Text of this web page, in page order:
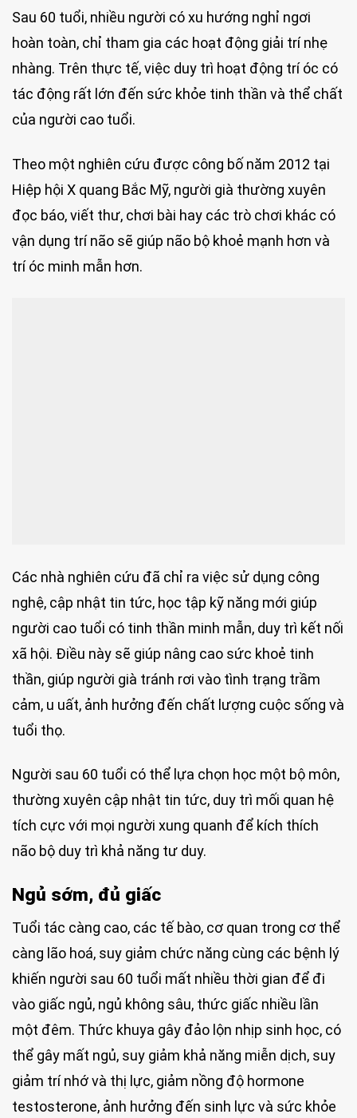
Sau 60 tuổi, nhiều người có xu hướng nghỉ ngơi
hoàn toàn, chỉ tham gia các hoạt động giải trí nhẹ
nhàng. Trên thực tế, việc duy trì hoạt động trí óc có
tác động rất lớn đến sức khỏe tinh thần và thể chất
của người cao tuổi.
Theo một nghiên cứu được công bố năm 2012 tại
Hiệp hội X quang Bắc Mỹ, người già thường xuyên
đọc báo, viết thư, chơi bài hay các trò chơi khác có
vận dụng trí não sẽ giúp não bộ khoẻ mạnh hơn và
trí óc minh mẫn hơn.
Các nhà nghiên cứu đã chỉ ra việc sử dụng công
nghệ, cập nhật tin tức, học tập kỹ năng mới giúp
người cao tuổi có tinh thần minh mẫn, duy trì kết nối
xã hội. Điều này sẽ giúp nâng cao sức khoẻ tinh
thần, giúp người già tránh rơi vào tình trạng trầm
cảm, u uất, ảnh hưởng đến chất lượng cuộc sống và
tuổi thọ.
Người sau 60 tuổi có thể lựa chọn học một bộ môn,
thường xuyên cập nhật tin tức, duy trì mối quan hệ
tích cực với mọi người xung quanh để kích thích
não bộ duy trì khả năng tư duy.
Ngủ sớm, đủ giấc
Tuổi tác càng cao, các tế bào, cơ quan trong cơ thể
càng lão hoá, suy giảm chức năng cùng các bệnh lý
khiến người sau 60 tuổi mất nhiều thời gian để đi
vào giấc ngủ, ngủ không sâu, thức giấc nhiều lần
một đêm. Thức khuya gây đảo lộn nhịp sinh học, có
thể gây mất ngủ, suy giảm khả năng miễn dịch, suy
giảm trí nhớ và thị lực, giảm nồng độ hormone
testosterone, ảnh hưởng đến sinh lực và sức khỏe